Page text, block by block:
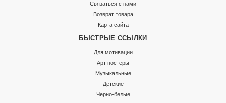
Связаться с нами
Возврат товара
Карта сайта
БЫСТРЫЕ ССЫЛКИ
Для мотивации
Арт постеры
Музыкальные
Детские
Черно-белые